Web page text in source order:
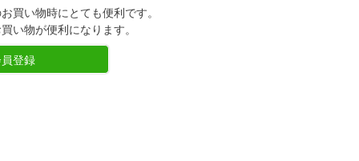
買い物時にとても便利です。
い物が便利になります。
登録